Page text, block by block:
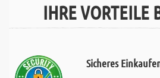
IHRE VORTEILE
Sicheres